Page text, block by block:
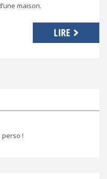
maison.
LIRE
perso !